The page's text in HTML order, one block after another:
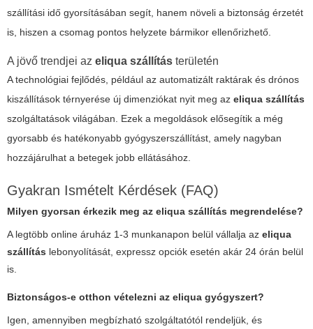
szállítási idő gyorsításában segít, hanem növeli a biztonság érzetét
is, hiszen a csomag pontos helyzete bármikor ellenőrizhető.
A jövő trendjei az eliqua szállítás területén
A technológiai fejlődés, például az automatizált raktárak és drónos
kiszállítások térnyerése új dimenziókat nyit meg az eliqua szállítás
szolgáltatások világában. Ezek a megoldások elősegítik a még
gyorsabb és hatékonyabb gyógyszerszállítást, amely nagyban
hozzájárulhat a betegek jobb ellátásához.
Gyakran Ismételt Kérdések (FAQ)
Milyen gyorsan érkezik meg az eliqua szállítás megrendelése?
A legtöbb online áruház 1-3 munkanapon belül vállalja az eliqua
szállítás lebonyolítását, expressz opciók esetén akár 24 órán belül
is.
Biztonságos-e otthon vételezni az eliqua gyógyszert?
Igen, amennyiben megbízható szolgáltatótól rendeljük, és